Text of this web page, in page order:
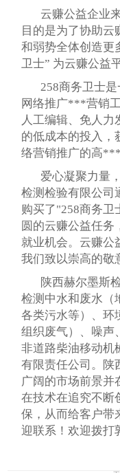
云赚公益企业
目的是为了协助
和弱势全体创造更
卫士” 为云赚公益
258商务卫士
网络推广***营销
人工编辑、免人
的低成本的投入，
络营销推广的高***
爱心凝聚力量
检测检验有限公司
购买了"258商务卫
圆的云赚公益任务
就业机会。云赚公
我们致以崇高的敬
陕西赫尔墨斯
检测中水和废水（
各类污水等）、环
组织废气）、噪声
非道路柴油移动机
有限责任公司。陕
广阔的市场前景并
在技术在追究不断
保，从而给客户带
迎联系！欢迎拨打